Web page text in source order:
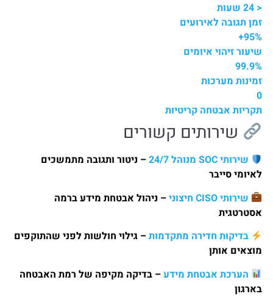
< 24 שעות
זמן תגובה לאירועים
95%+
שיעור זיהוי איומים
99.9%
זמינות מערכות
0
תקריות אבטחה קריטיות
שירותים קשורים
שירותי SOC מנוהל 24/7
– ניטור ותגובה מתמשכים
לאיומי סייבר
שירותי CISO חיצוני
– ניהול אבטחת מידע ברמה
אסטרטגית
בדיקות חדירה מתקדמות– גילוי חולשות לפני שהתוקפים
מוצאים אותן
הערכת אבטחת מידע– בדיקה מקיפה של רמת האבטחה
בארגון